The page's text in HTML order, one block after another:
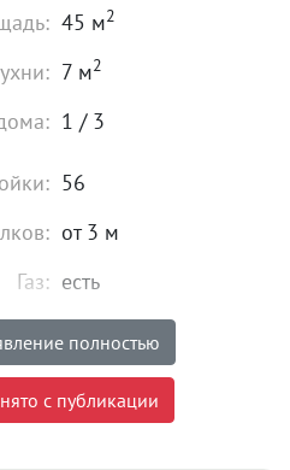
45 м2
7 м2
1 / 3
56
от 3 м
Газ: есть
хорошее
есть
полностью
с публикации